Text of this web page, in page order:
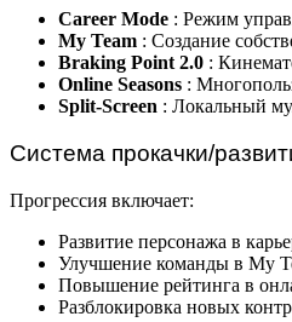
Career Mode : Режим
My Team : Создание
Braking Point 2.0 :
Online Seasons :
Split-Screen : Локальный
Система прокачки/
Прогрессия включает:
Развитие персонажа в
Улучшение команды в My
Повышение рейтинга в
Разблокировка новых